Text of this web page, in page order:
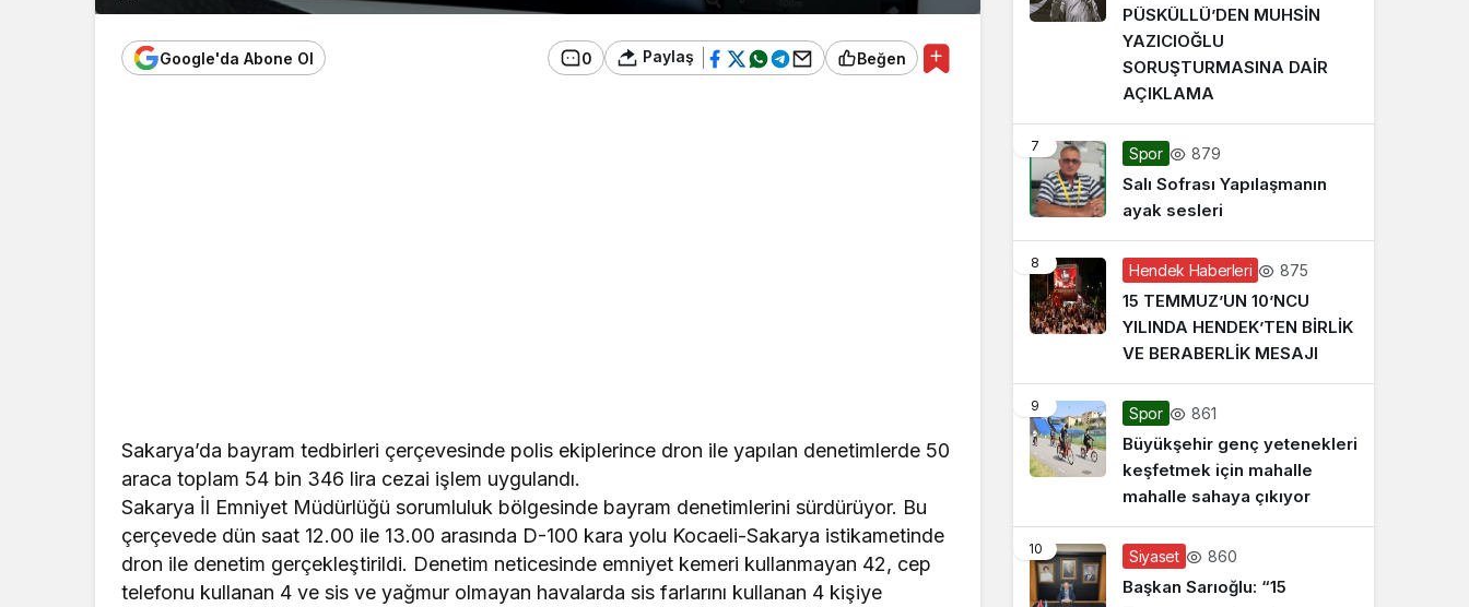
Google'da Abone Ol 0 Paylaş Beğen
Sakarya’da bayram tedbirleri çerçevesinde polis ekiplerince dron ile yapılan denetimlerde 50
araca toplam 54 bin 346 lira cezai işlem uygulandı.
Sakarya İl Emniyet Müdürlüğü sorumluluk bölgesinde bayram denetimlerini sürdürüyor. Bu
çerçevede dün saat 12.00 ile 13.00 arasında D-100 kara yolu Kocaeli-Sakarya istikametinde
dron ile denetim gerçekleştirildi. Denetim neticesinde emniyet kemeri kullanmayan 42, cep
telefonu kullanan 4 ve sis ve yağmur olmayan havalarda sis farlarını kullanan 4 kişiye
PÜSKÜLLÜ’DEN MUHSİN
YAZICIOĞLU
SORUŞTURMASINA DAİR
AÇIKLAMA
7 Spor 879
Salı Sofrası Yapılaşmanın
ayak sesleri
8 Hendek Haberleri 875
15 TEMMUZ’UN 10’NCU
YILINDA HENDEK’TEN BİRLİK
VE BERABERLİK MESAJI
9 Spor 861
Büyükşehir genç yetenekleri
keşfetmek için mahalle
mahalle sahaya çıkıyor
10 Siyaset 860
Başkan Sarıoğlu: “15